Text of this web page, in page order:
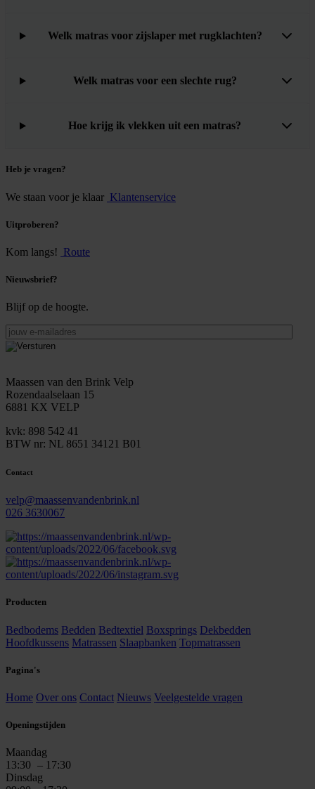
Welk matras voor zijslaper met rugklachten?
Welk matras voor een slechte rug?
Hoe krijg ik vlekken uit een matras?
Heb je vragen?
We staan voor je klaar Klantenservice
Uitproberen?
Kom langs! Route
Nieuwsbrief?
Blijf op de hoogte.
jouw
e-
mailadres
Maassen van den Brink Velp
Rozendaalselaan 15
6881 KX VELP
kvk: 898 542 41
BTW nr: NL 8651 34121 B01
Contact
velp@maassenvandenbrink.nl
026 3630067
Producten
Bedbodems Bedden Bedtextiel Boxsprings Dekbedden
Hoofdkussens Matrassen Slaapbanken Topmatrassen
Pagina's
Home Over ons Contact Nieuws Veelgestelde vragen
Openingstijden
Maandag
13:30 – 17:30
Dinsdag